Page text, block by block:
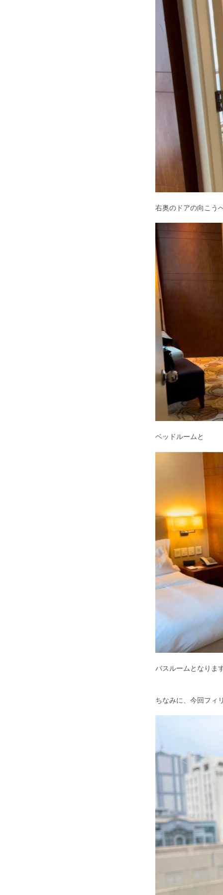
右奥のドアの向こう
ベッドルームと
バスルームとなりま
ちなみに、今回フィ